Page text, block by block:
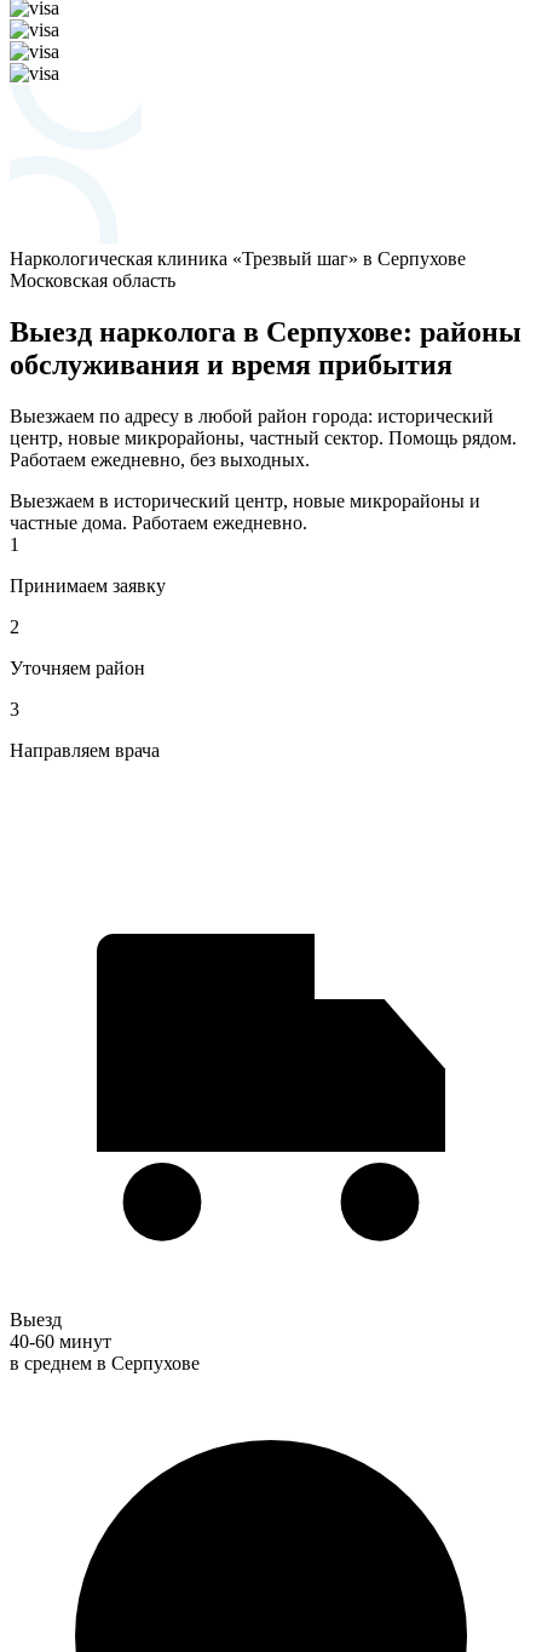
Наркологическая клиника «Трезвый шаг» в Серпухове
Московская область
Выезд нарколога в Серпухове: районы
обслуживания и время прибытия
Выезжаем по адресу в любой район города: исторический
центр, новые микрорайоны, частный сектор. Помощь рядом.
Работаем ежедневно, без выходных.
Выезжаем в исторический центр, новые микрорайоны и
частные дома. Работаем ежедневно.
1
Принимаем заявку
2
Уточняем район
3
Направляем врача
Выезд
40-60 минут
в среднем в Серпухове